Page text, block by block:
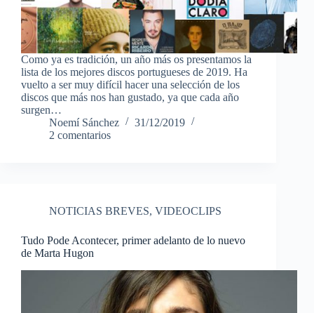
Como ya es tradición, un año más os presentamos la
lista de los mejores discos portugueses de 2019. Ha
vuelto a ser muy difícil hacer una selección de los
discos que más nos han gustado, ya que cada año
surgen…
Noemí Sánchez
31/12/2019
2 comentarios
NOTICIAS BREVES, VIDEOCLIPS
Tudo Pode Acontecer, primer adelanto de lo nuevo
de Marta Hugon